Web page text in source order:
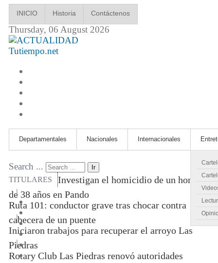
INICIO Historia Contáctenos
Thursday, 06 August 2026
Tutiempo.net
Departamentales Nacionales Internacionales
Search ... Ir
TITULARES
Investigan el homicidio de un hombre
de 38 años en Pando
|
Ruta 101: conductor grave tras chocar contra
cabecera de un puente
|
Iniciaron trabajos para recuperar el arroyo Las
Piedras
|
Rotary Club Las Piedras renovó autoridades